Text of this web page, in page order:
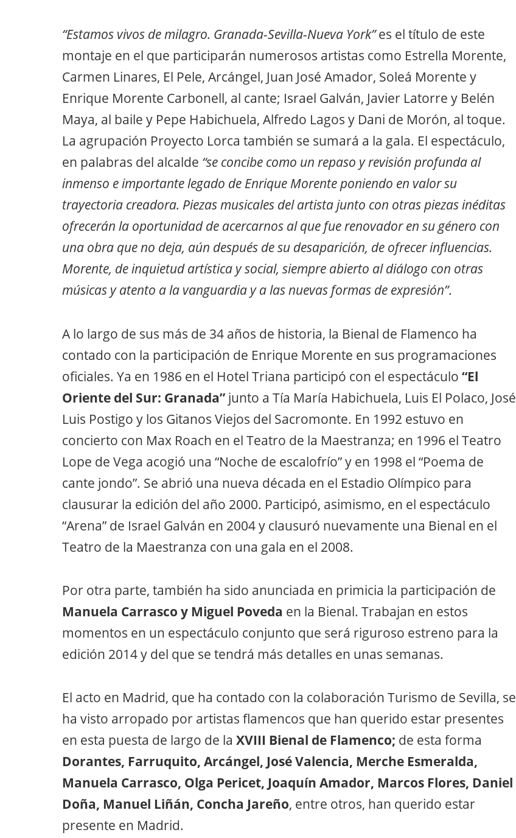
“Estamos vivos de milagro. Granada-Sevilla-Nueva York”es el título de este
montaje en el que participarán numerosos artistas como Estrella Morente,
Carmen Linares, El Pele, Arcángel, Juan José Amador, Soleá Morente y
Enrique Morente Carbonell, al cante; Israel Galván, Javier Latorre y Belén
Maya, al baile y Pepe Habichuela, Alfredo Lagos y Dani de Morón, al toque.
La agrupación Proyecto Lorca también se sumará a la gala. El espectáculo,
en palabras del alcalde “se concibe como un repaso y revisión profunda al
inmenso e importante legado de Enrique Morente poniendo en valor su
trayectoria creadora. Piezas musicales del artista junto con otras piezas inéditas
ofrecerán la oportunidad de acercarnos al que fue renovador en su género con
una obra que no deja, aún después de su desaparición, de ofrecer influencias.
Morente, de inquietud artística y social, siempre abierto al diálogo con otras
músicas y atento a la vanguardia y a las nuevas formas de expresión”.
A lo largo de sus más de 34 años de historia, la Bienal de Flamenco ha
contado con la participación de Enrique Morente en sus programaciones
oficiales. Ya en 1986 en el Hotel Triana participó con el espectáculo “El
Oriente del Sur: Granada” junto a Tía María Habichuela, Luis El Polaco, José
Luis Postigo y los Gitanos Viejos del Sacromonte. En 1992 estuvo en
concierto con Max Roach en el Teatro de la Maestranza; en 1996 el Teatro
Lope de Vega acogió una “Noche de escalofrío” y en 1998 el “Poema de
cante jondo”. Se abrió una nueva década en el Estadio Olímpico para
clausurar la edición del año 2000. Participó, asimismo, en el espectáculo
“Arena” de Israel Galván en 2004 y clausuró nuevamente una Bienal en el
Teatro de la Maestranza con una gala en el 2008.
Por otra parte, también ha sido anunciada en primicia la participación de
Manuela Carrasco y Miguel Poveda en la Bienal. Trabajan en estos
momentos en un espectáculo conjunto que será riguroso estreno para la
edición 2014 y del que se tendrá más detalles en unas semanas.
El acto en Madrid, que ha contado con la colaboración Turismo de Sevilla, se
ha visto arropado por artistas flamencos que han querido estar presentes
en esta puesta de largo de la XVIII Bienal de Flamenco; de esta forma
Dorantes, Farruquito, Arcángel, José Valencia, Merche Esmeralda,
Manuela Carrasco, Olga Pericet, Joaquín Amador, Marcos Flores, Daniel
Doña, Manuel Liñán, Concha Jareño, entre otros, han querido estar
presente en Madrid.